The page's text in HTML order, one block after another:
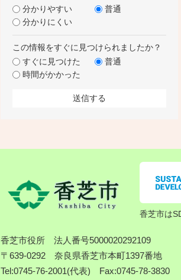
分かりやすい
普通
分かりにくい
この情報をすぐに見つけられましたか？
すぐに見つけた
普通
時間がかかった
香芝市は
香芝市役所
法人番号5000020292109
〒639-0292 奈良県香芝市本町1397番地
Tel:0745-76-2001(代表) Fax:0745-78-3830